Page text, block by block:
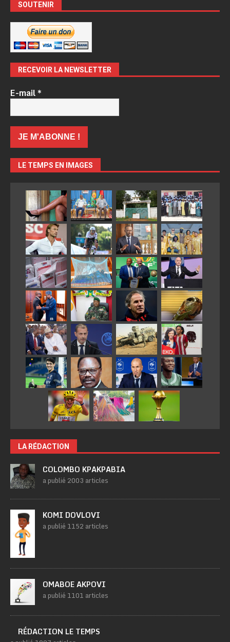
SOUTENIR
RECEVOIR LA NEWSLETTER
E-mail*
LE TEMPS EN IMAGES
LA RÉDACTION
COLOMBO KPAKPABIA
a publié 2003 articles
KOMI DOVLOVI
a publié 1152 articles
OMABOE AKPOVI
a publié 1101 articles
RÉDACTION LE TEMPS